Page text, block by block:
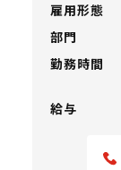
雇用形態
部門
勤務時間
給与